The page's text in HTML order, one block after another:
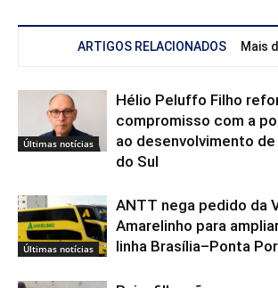
ARTIGOS RELACIONADOS Mais
Últimas notícias
Hélio Peluffo Filho
compromisso com a
ao desenvolvimento
do Sul
Últimas notícias
ANTT nega pedido da
Amarelinho para
linha Brasília–Ponta